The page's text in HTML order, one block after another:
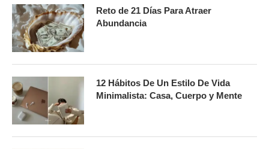
Reto de 21 Días Para Atraer
Abundancia
12 Hábitos De Un Estilo De Vida
Minimalista: Casa, Cuerpo y Mente